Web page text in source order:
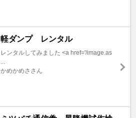
軽ダンプ レンタル
レンタルしてみました <a href='/image.as
...
かめかめささん